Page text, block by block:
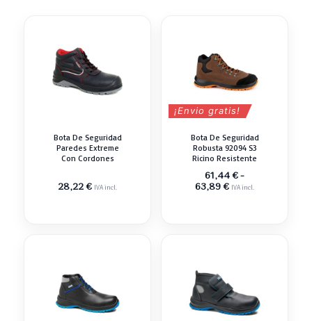
Bota De Seguridad
Paredes Extreme
Con Cordones
28,22€ IVA incl.
¡Envio gratis!
Bota De Seguridad
Robusta 92094 S3
Ricino Resistente
61,44€-
63,89€Rango
IVA incl.